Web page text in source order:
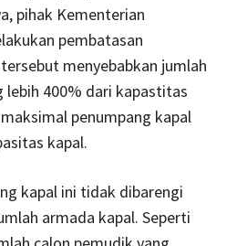
pihak Kementerian
pembatasan
menyebabkan jumlah
lebih 400% dari kapastitas
penumpang kapal
kapal.
kapal ini tidak dibarengi
armada kapal. Seperti